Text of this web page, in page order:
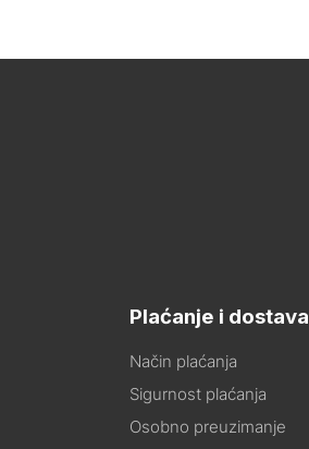
Plaćanje i dostava
Način plaćanja
Sigurnost plaćanja
Osobno preuzimanje